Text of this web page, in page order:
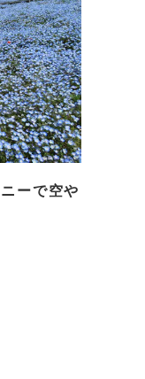
ーで空や